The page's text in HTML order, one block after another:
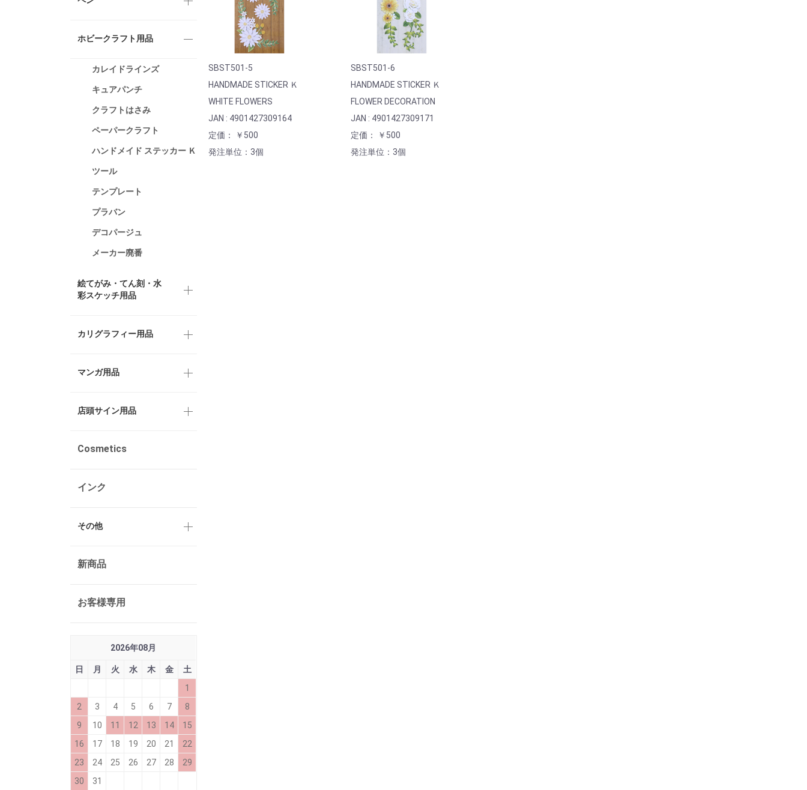
ホビークラフト用品
カレイドラインズ
キュアパンチ
クラフトはさみ
ペーパークラフト
ハンドメイド ステッカー Ｋ
ツール
テンプレート
プラバン
デコパージュ
メーカー廃番
絵てがみ・てん刻・水
彩スケッチ用品
カリグラフィー用品
マンガ用品
店頭サイン用品
Cosmetics
インク
その他
新商品
お客様専用
2026年08月
日 月 火 水 木 金
土
1
2
3 4 5 6 7
8
9
10 11 12 13 14
15
16
17 18 19 20 21
22
23
24 25 26 27 28
29
30
31
SBST501-5
HANDMADE STICKER Ｋ
WHITE FLOWERS
JAN : 4901427309164
定価： ￥500
発注単位：3個
SBST501-6
HANDMADE STICKER Ｋ
FLOWER DECORATION
JAN : 4901427309171
定価： ￥500
発注単位：3個